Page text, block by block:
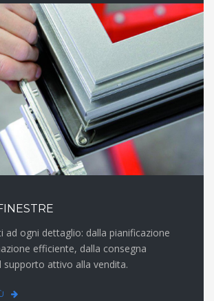
ad ogni dettaglio: dalla pianificazione
efficiente, dalla consegna
supporto attivo alla vendita.